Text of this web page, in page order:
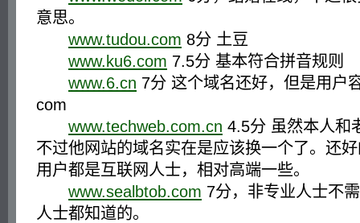
意思。
www.tudou.com 8分 土豆
www.ku6.com 7.5分 基本符合拼音规则
www.6.cn 7分 这个域名还好，但是用户
com
www.techweb.com.cn 4.5分 虽然本人和
不过他网站的域名实在是应该换一个了。还
用户都是互联网人士，相对高端一些。
www.sealbtob.com 7分，非专业人士不
人士都知道的。